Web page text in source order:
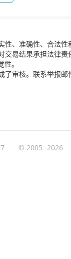
、准确性、合法
交易结果承担法律
。
了审核。联系举报邮
© 2005 -2026